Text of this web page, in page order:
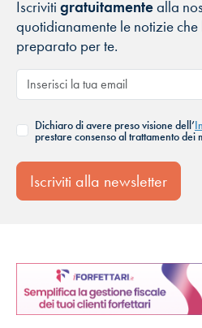
Iscriviti gratuitamentealla
quotidianamente le notizie
preparato per te.
Dichiaro di avere preso visione dell’
prestare consenso al trattamento dei
Iscriviti alla newsletter